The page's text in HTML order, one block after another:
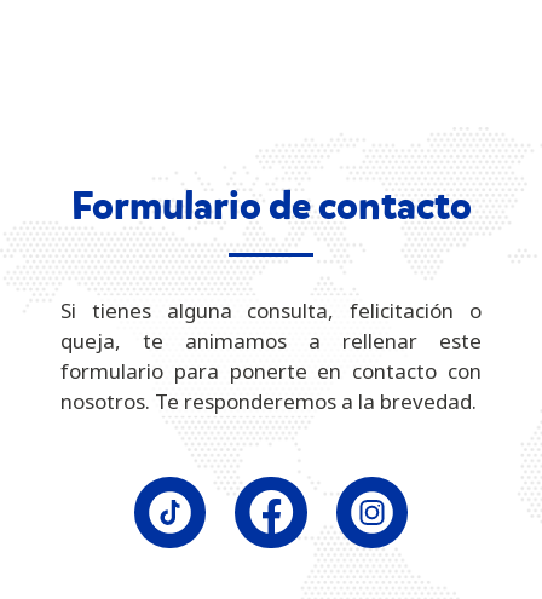
Formulario de contacto
Si tienes alguna consulta, felicitación o
queja, te animamos a rellenar este
formulario para ponerte en contacto con
nosotros. Te responderemos a la brevedad.